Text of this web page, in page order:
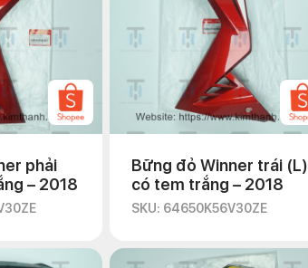
phải
– 2018
Bững đỏ Winner trái (L)
có tem trắng – 2018
SKU: 64650K56V30ZE